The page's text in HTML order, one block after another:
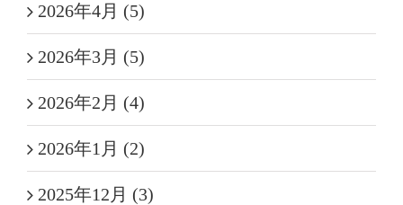
2026年4月 (5)
2026年3月 (5)
2026年2月 (4)
2026年1月 (2)
2025年12月 (3)